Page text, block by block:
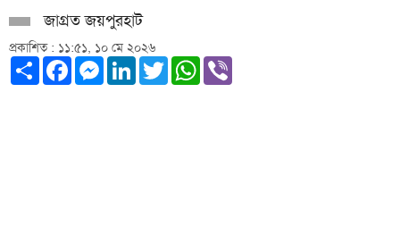
জাগ্রত জয়পুরহাট
প্রকাশিত : ১১:৫১, ১০ মে ২০২৬
ShareFacebook
Messenger
LinkedIn
TwitterWhatsApp